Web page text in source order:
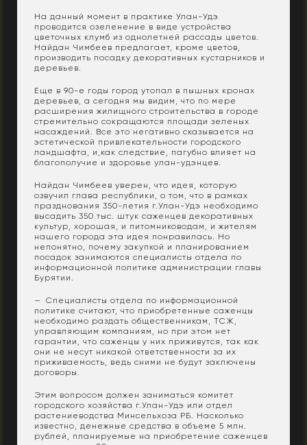
На данный момент в практике Улан-Удэ
проводится озеленение в виде устройства
цветочных клумб из однолетней рассады цветов.
Найдан Чимбеев предлагает, кроме цветов,
производить посадку декоративных кустарников и
деревьев.
Еще в 90-е годы город утопал в пышных кронах
деревьев, а сегодня мы видим, что по мере
расширения жилищного строительства в городе
стремительно сокращаются площади зеленых
насаждений. Все это негативно сказывается на
эстетической привлекательности городского
ландшафта, и,как следствие, пагубно влияет на
благополучие и здоровье улан-удэнцев.
Найдан Чимбеев уверен, что идея, которую
озвучил глава республики, о том, что в рамках
празднования 350-летия г.Улан-Удэ необходимо
высадить 350 тыс. штук саженцев декоративных
культур, хорошая, и питомниководам, и жителям
нашего города эта идея понравилась. Но
непонятно, почему закупкой и планированием
посадок занимаются специалисты отдела по
информационной политике администрации главы
Бурятии.
— Специалисты отдела по информационной
политике считают, что приобретенные саженцы
необходимо раздать общественникам, ТСЖ,
управляющим компаниям, но при этом нет
гарантии, что саженцы у них приживутся, так как
они не несут никакой ответственности за их
приживаемость, ведь сними не будут заключены
договоры.
Этим вопросом должен заниматься комитет
городского хозяйства г.Улан-Удэ или отдел
растениеводства Минсельхоза РБ. Насколько
известно, денежные средства в объеме 5 млн.
рублей, планируемые на приобретение саженцев